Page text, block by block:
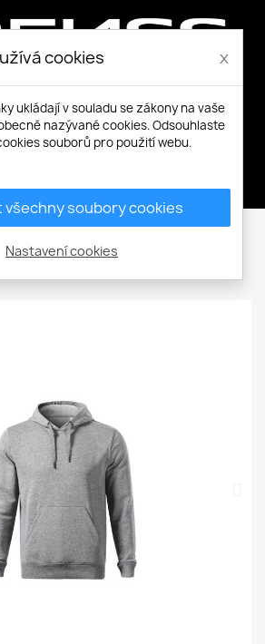
cookies x
ukládají v souladu se zákony na vaše
nazývané cookies. Odsouhlaste
souborů pro použití webu.
všechny soubory cookies
Nastavení cookies